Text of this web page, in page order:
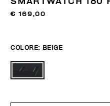
€ 169,00
COLORE: BEIGE